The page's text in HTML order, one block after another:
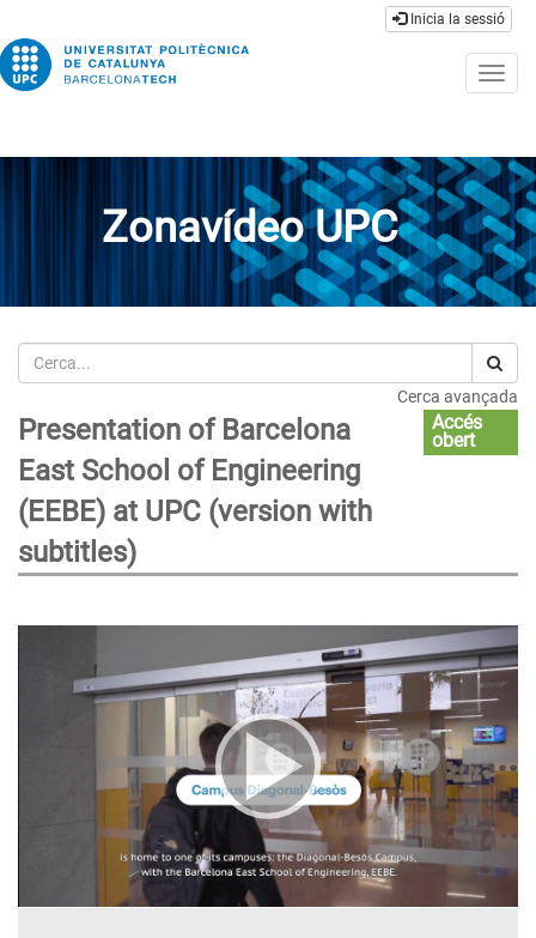
Inicia la sessió
Zonavídeo UPC
Cerca
Cerca avançada
Presentation of Barcelona
East School of Engineering
(EEBE) at UPC (version with
subtitles)
Accés
obert